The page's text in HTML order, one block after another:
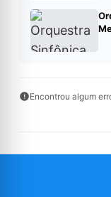
Encontrou algum